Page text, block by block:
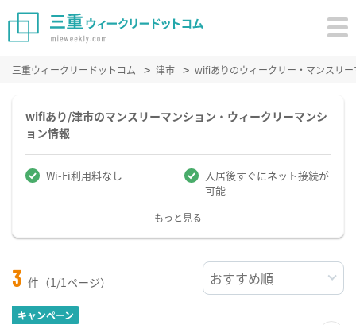
三重ウィークリードットコム 津市 wifiありのウィークリー・マンスリ
wifiあり/津市のマンスリーマンション・ウィークリーマンシ
ョン情報
Wi-Fi利用料なし
入居後すぐにネット接続が
可能
もっと見る
3 件（1/1ページ）
キャンペーン